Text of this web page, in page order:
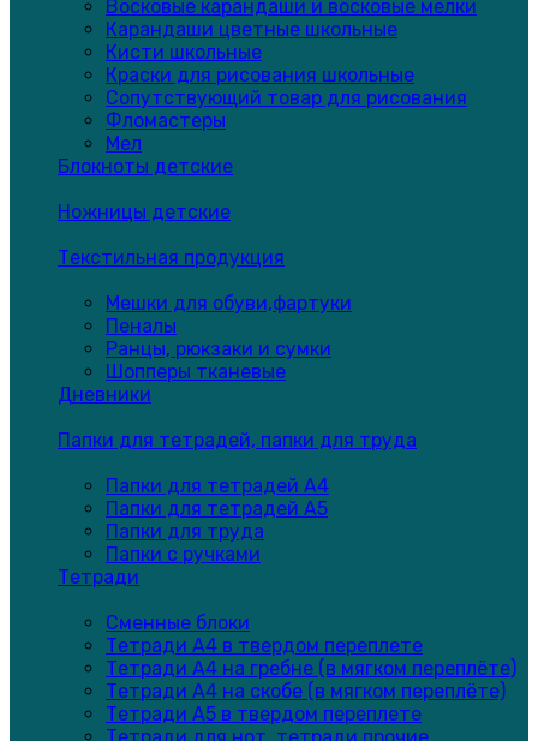
Восковые карандаши и восковые мелки
Карандаши цветные школьные
Кисти школьные
Краски для рисования школьные
Сопутствующий товар для рисования
Фломастеры
Мел
Блокноты детские
Ножницы детские
Текстильная продукция
Мешки для обуви,фартуки
Пеналы
Ранцы, рюкзаки и сумки
Шопперы тканевые
Дневники
Папки для тетрадей, папки для труда
Папки для тетрадей А4
Папки для тетрадей А5
Папки для труда
Папки с ручками
Тетради
Сменные блоки
Тетради А4 в твердом переплете
Тетради А4 на гребне (в мягком переплёте)
Тетради А4 на скобе (в мягком переплёте)
Тетради А5 в твердом переплете